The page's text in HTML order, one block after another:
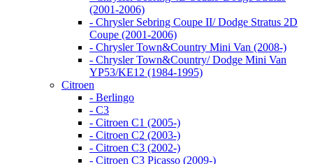
(2001-2006)
- Chrysler Sebring Coupe II/ Dodge Stratus 2D
Coupe (2001-2006)
- Chrysler Town&Country Mini Van (2008-)
- Chrysler Town&Country/ Dodge Mini Van
YP53/KE12 (1984-1995)
Citroen
- Berlingo
- C3
- Citroen C1 (2005-)
- Citroen C2 (2003-)
- Citroen C3 (2002-)
- Citroen C3 Picasso (2009-)